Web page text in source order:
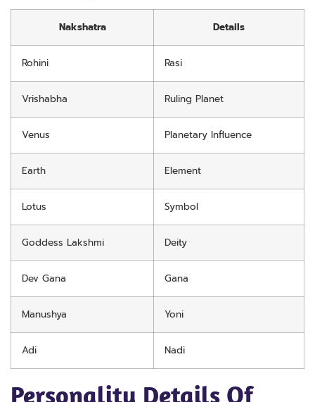
Nakshatra Details
Rohini Rasi
Vrishabha Ruling Planet
Venus Planetary Influence
Earth Element
Lotus Symbol
Goddess Lakshmi Deity
Dev Gana Gana
Manushya Yoni
Adi Nadi
Personality Details Of